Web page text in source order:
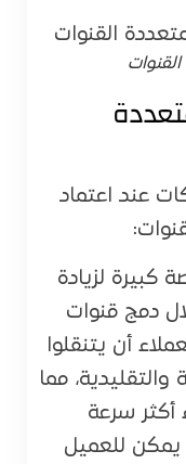
عند اعتماد
لزيادة
دمج قنوات
أن يتنقلوا
مما
سرعة
للعميل